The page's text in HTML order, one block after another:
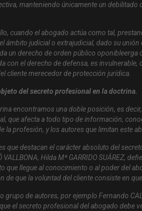
manteniendo únicamente un
cuando el abogado actúa como tal,
ámbito judicial o extrajudicial, dado su
un derecho de orden público oponibleerga
con el derecho de defensa, es
cliente merecedor de protección jurídica.
del secreto profesional en la doctrina.
encontramos una doble posición, es
que afecta a todo tipo de información,
la profesión, y los autores que limitan este
que destacan el carácter absoluto del
VALLBONA, Hilda Mª GARRIDO SUÁREZ,
que llegue al conocimiento o al poder del
de que la voluntad del cliente consiste en
grupo de autores, por ejemplo Fernando
el secreto profesional del abogado debe